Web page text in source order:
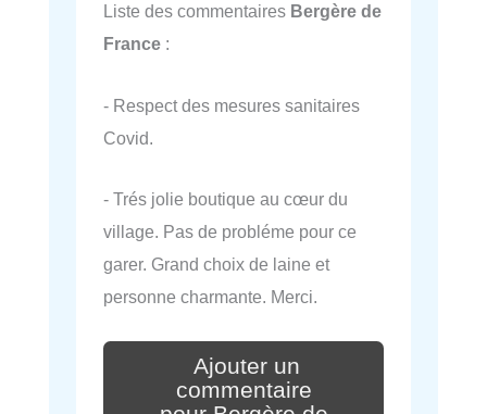
Liste des commentaires Bergère de
France :
- Respect des mesures sanitaires
Covid.
- Trés jolie boutique au cœur du
village. Pas de probléme pour ce
garer. Grand choix de laine et
personne charmante. Merci.
Ajouter un
commentaire